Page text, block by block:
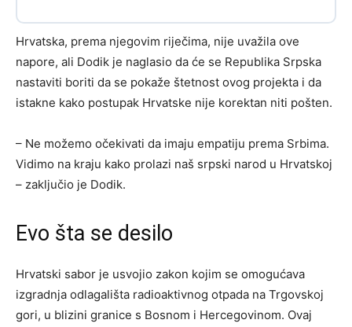
Hrvatska, prema njegovim riječima, nije uvažila ove
napore, ali Dodik je naglasio da će se Republika Srpska
nastaviti boriti da se pokaže štetnost ovog projekta i da
istakne kako postupak Hrvatske nije korektan niti pošten.
– Ne možemo očekivati da imaju empatiju prema Srbima.
Vidimo na kraju kako prolazi naš srpski narod u Hrvatskoj
– zaključio je Dodik.
Evo šta se desilo
Hrvatski sabor je usvojio zakon kojim se omogućava
izgradnja odlagališta radioaktivnog otpada na Trgovskoj
gori, u blizini granice s Bosnom i Hercegovinom. Ovaj